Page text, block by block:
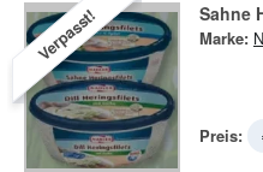
Verpasst! Sahne
Marke:
Preis: